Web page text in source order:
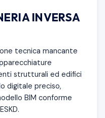
INVERSA
tecnica mancante
strutturali ed edifici
digitale preciso,
BIM conforme